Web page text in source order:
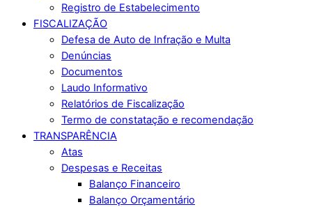
Registro de Estabelecimento
FISCALIZAÇÃO
Defesa de Auto de Infração e Multa
Denúncias
Documentos
Laudo Informativo
Relatórios de Fiscalização
Termo de constatação e recomendação
TRANSPARÊNCIA
Atas
Despesas e Receitas
Balanço Financeiro
Balanço Orçamentário